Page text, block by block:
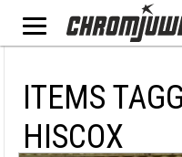
ITEMS
HISCOX